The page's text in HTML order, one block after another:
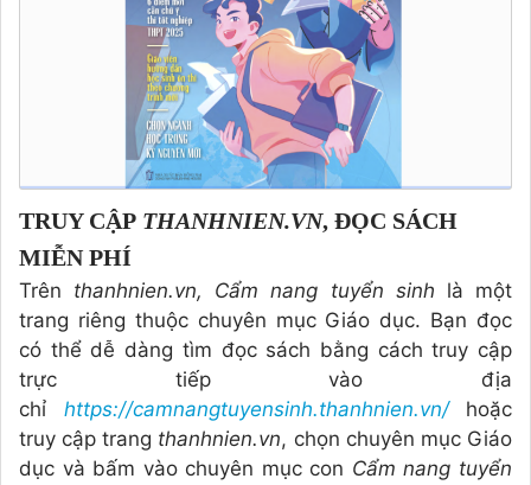
TRUY CẬP THANHNIEN.VN, ĐỌC SÁCH
MIỄN PHÍ
Trên thanhnien.vn, Cẩm nang tuyển sinh là một
trang riêng thuộc chuyên mục Giáo dục. Bạn đọc
có thể dễ dàng tìm đọc sách bằng cách truy cập
trực tiếp vào địa
chỉ https://camnangtuyensinh.thanhnien.vn/hoặc
truy cập trang thanhnien.vn, chọn chuyên mục Giáo
dục và bấm vào chuyên mục con Cẩm nang tuyển